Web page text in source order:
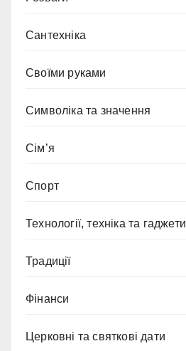
Сантехніка
Своїми руками
Символіка та значення
Сім’я
Спорт
Технології, техніка та гаджети
Традиції
Фінанси
Церковні та святкові дати